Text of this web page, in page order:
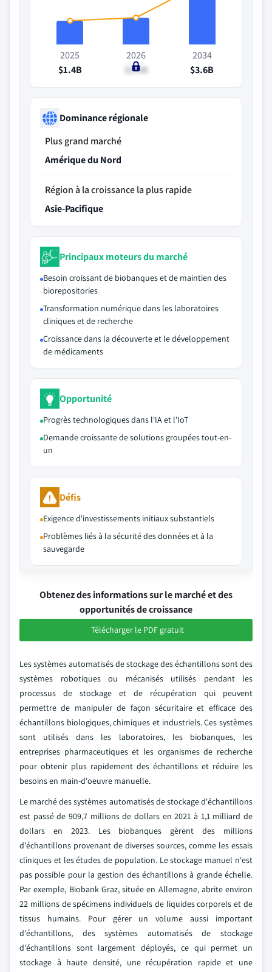
2025
$1.4B
2026
$1.6B
2034
$3.6B
Dominance régionale
Plus grand marché
Amérique du Nord
Région à la croissance la plus rapide
Asie-Pacifique
Principaux moteurs du marché
Besoin croissant de biobanques et de maintien des
biorepositories
Transformation numérique dans les laboratoires
cliniques et de recherche
Croissance dans la découverte et le développement
de médicaments
Opportunité
Progrès technologiques dans l'IA et l'IoT
Demande croissante de solutions groupées tout-en-
un
Défis
Exigence d'investissements initiaux substantiels
Problèmes liés à la sécurité des données et à la
sauvegarde
Obtenez des informations sur le marché et des
opportunités de croissance
Télécharger le PDF gratuit
Les systèmes automatisés de stockage des échantillons sont des
systèmes robotiques ou mécanisés utilisés pendant les
processus de stockage et de récupération qui peuvent
permettre de manipuler de façon sécuritaire et efficace des
échantillons biologiques, chimiques et industriels. Ces systèmes
sont utilisés dans les laboratoires, les biobanques, les
entreprises pharmaceutiques et les organismes de recherche
pour obtenir plus rapidement des échantillons et réduire les
besoins en main-d'oeuvre manuelle.
Le marché des systèmes automatisés de stockage d'échantillons
est passé de 909,7 millions de dollars en 2021 à 1,1 milliard de
dollars en 2023. Les biobanques gèrent des millions
d'échantillons provenant de diverses sources, comme les essais
cliniques et les études de population. Le stockage manuel n'est
pas possible pour la gestion des échantillons à grande échelle.
Par exemple, Biobank Graz, située en Allemagne, abrite environ
22 millions de spécimens individuels de liquides corporels et de
tissus humains. Pour gérer un volume aussi important
d'échantillons, des systèmes automatisés de stockage
d'échantillons sont largement déployés, ce qui permet un
stockage à haute densité, une récupération rapide et une